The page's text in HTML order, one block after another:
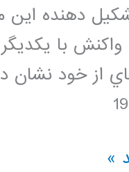
دهنده اين
با يكديگر
از خود نشان
»